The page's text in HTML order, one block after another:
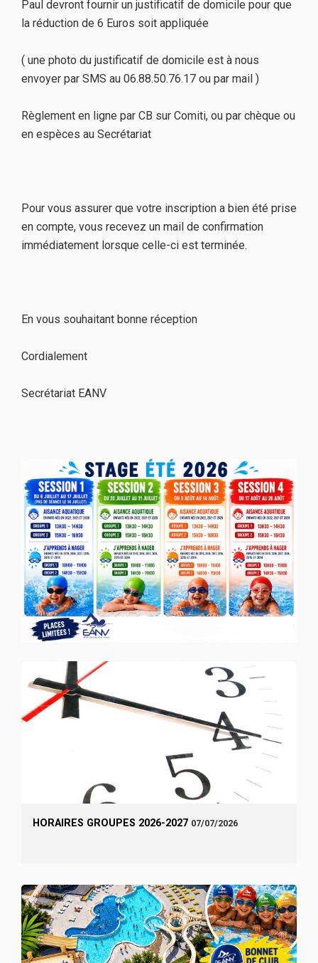
Paul devront fournir un justificatif de domicile pour que
la réduction de 6 Euros soit appliquée
( une photo du justificatif de domicile est à nous
envoyer par SMS au 06.88.50.76.17 ou par mail )
Règlement en ligne par CB sur Comiti, ou par chèque ou
en espèces au Secrétariat
Pour vous assurer que votre inscription a bien été prise
en compte, vous recevez un mail de confirmation
immédiatement lorsque celle-ci est terminée.
En vous souhaitant bonne réception
Cordialement
Secrétariat EANV
HORAIRES GROUPES 2026-2027 07/07/2026